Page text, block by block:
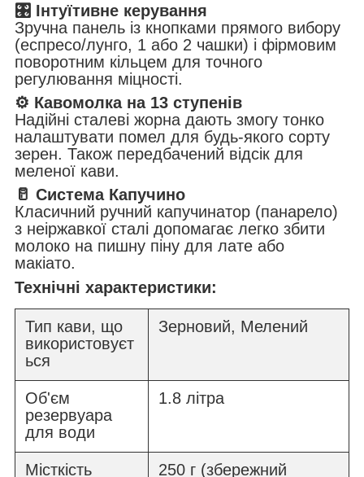
🎛️ Інтуїтивне керування
Зручна панель із кнопками прямого вибору
(еспресо/лунго, 1 або 2 чашки) і фірмовим
поворотним кільцем для точного
регулювання міцності.
⚙️ Кавомолка на 13 ступенів
Надійні сталеві жорна дають змогу тонко
налаштувати помел для будь-якого сорту
зерен. Також передбачений відсік для
меленої кави.
🥛 Система Капучино
Класичний ручний капучинатор (панарело)
з неіржавкої сталі допомагає легко збити
молоко на пишну піну для лате або
макіато.
Технічні характеристики:
Тип кави, що
використовуєт
ься
Зерновий, Мелений
Об'єм
резервуара
для води
1.8 літра
Місткість
250 г (збережний